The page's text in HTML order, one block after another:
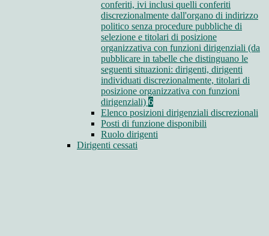
conferiti, ivi inclusi quelli conferiti
discrezionalmente dall'organo di indirizzo
politico senza procedure pubbliche di
selezione e titolari di posizione
organizzativa con funzioni dirigenziali (da
pubblicare in tabelle che distinguano le
seguenti situazioni: dirigenti, dirigenti
individuati discrezionalmente, titolari di
posizione organizzativa con funzioni
dirigenziali) 6
Elenco posizioni dirigenziali discrezionali
Posti di funzione disponibili
Ruolo dirigenti
Dirigenti cessati